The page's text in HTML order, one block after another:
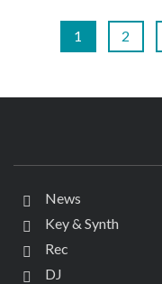
1 2
News
Key & Synth
Rec
DJ